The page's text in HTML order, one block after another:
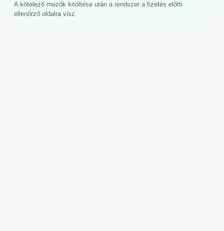
A kötelező mezők kitöltése után a rendszer a fizetés előtti
ellenőrző oldalra visz.